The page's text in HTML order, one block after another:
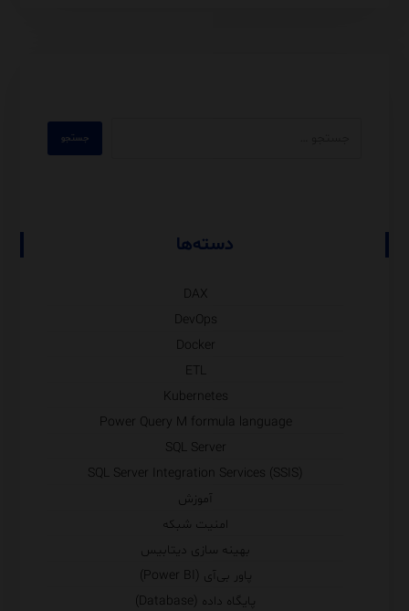
دسته‌ها
DAX
DevOps
Docker
ETL
Kubernetes
Power Query M formula language
SQL Server
SQL Server Integration Services (SSIS)
آموزش
امنیت شبکه
بهینه سازی دیتابیس
پاور بی‌آی (Power BI)
پایگاه داده (Database)